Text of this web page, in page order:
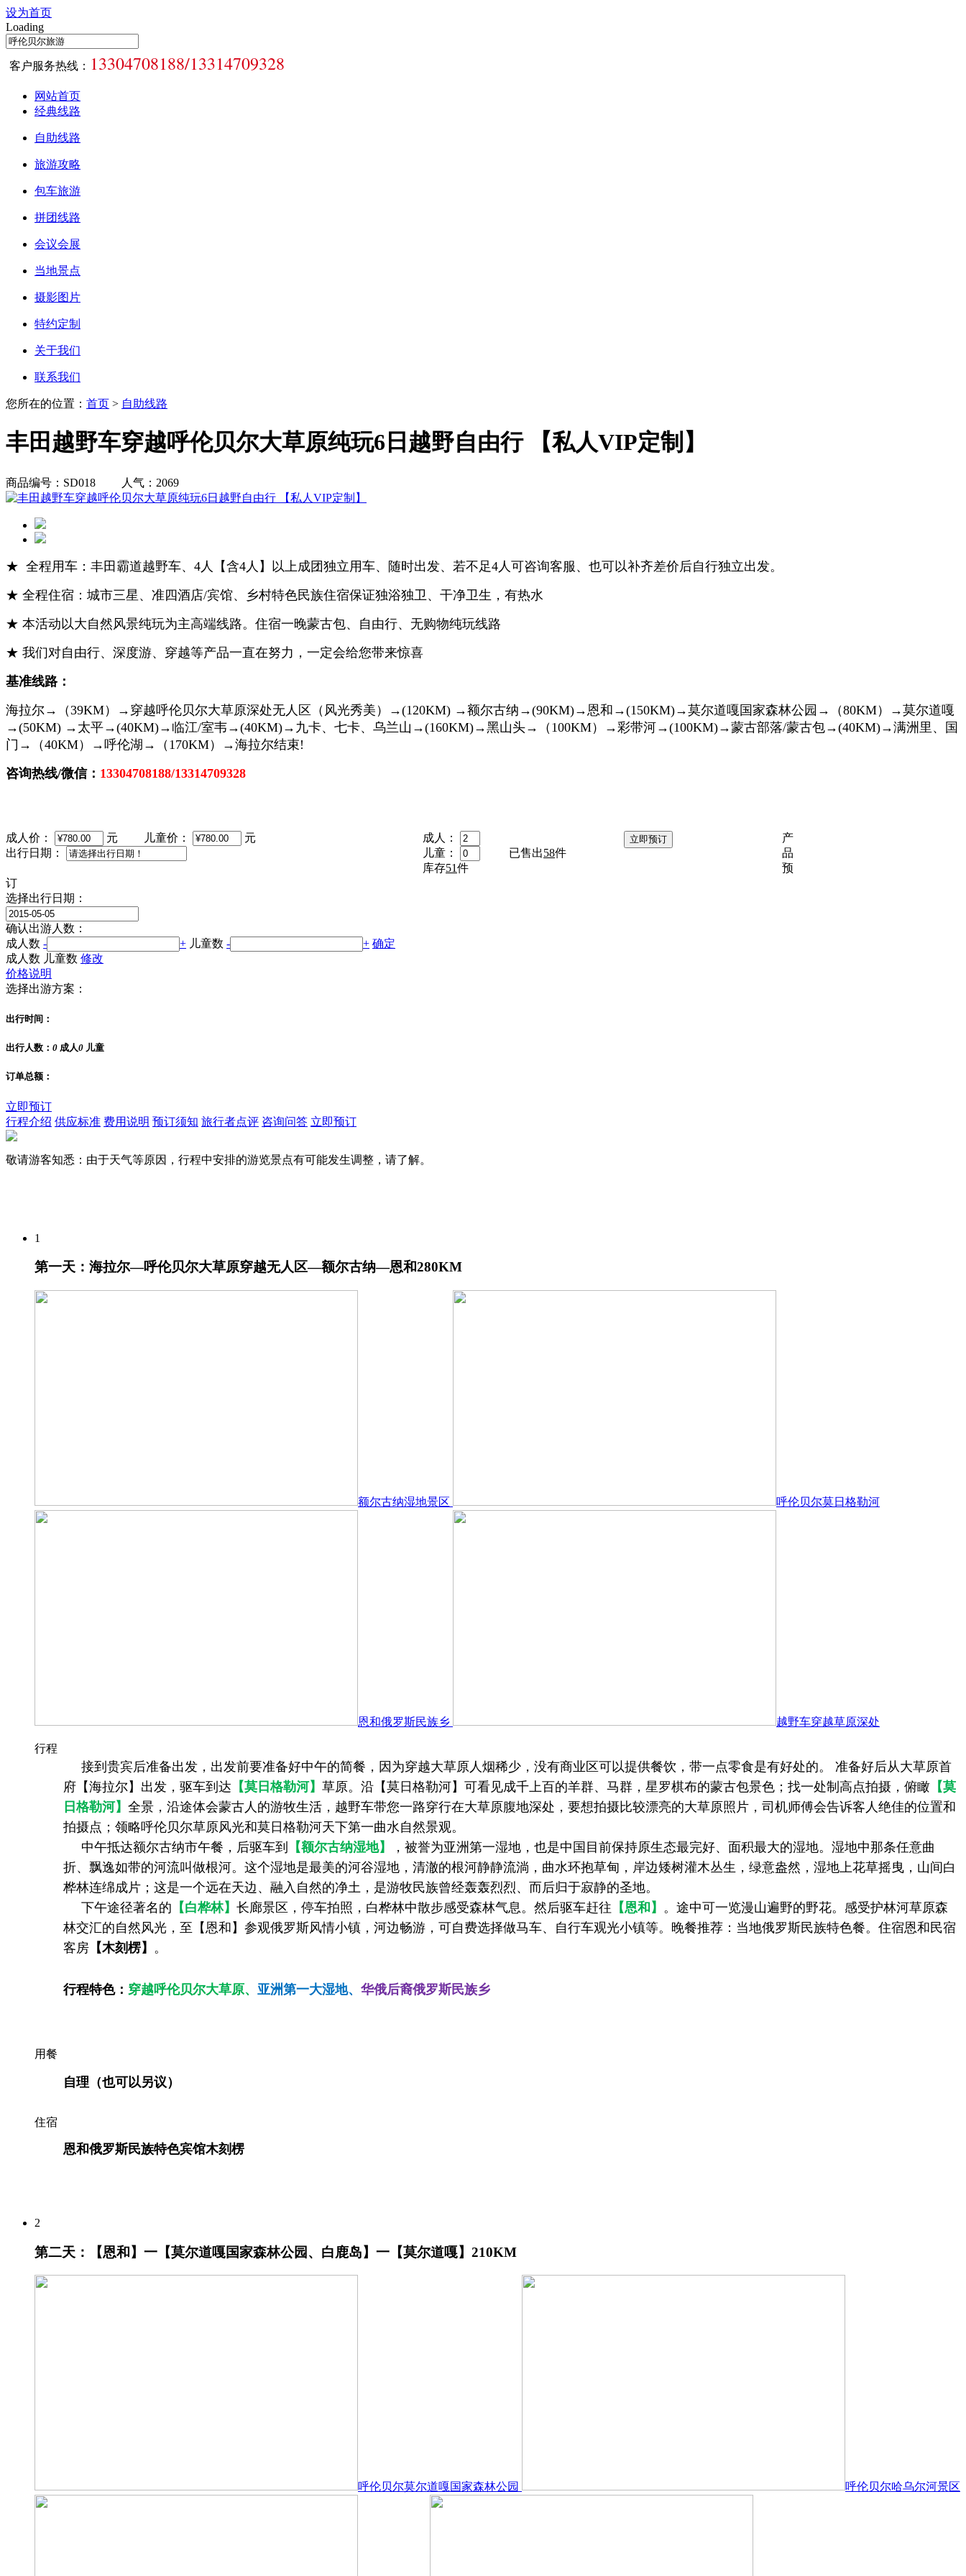
设为首页
Loading
客户服务热线： 13304708188/13314709328
网站首页
经典线路
自助线路
旅游攻略
包车旅游
拼团线路
会议会展
当地景点
摄影图片
特约定制
关于我们
联系我们
您所在的位置： 首页 > 自助线路
丰田越野车穿越呼伦贝尔大草原纯玩6日越野自由行 【私人VIP定制】
商品编号：SD018 人气： 2069
★ 全程用车：丰田霸道越野车、4人【含4人】以上成团独立用车、随时出发、若不足4人可咨询客服、也可以补齐差价后自行独立出发。
★ 全程住宿：城市三星、准四酒店/宾馆、乡村特色民族住宿保证独浴独卫、干净卫生，有热水
★ 本活动以大自然风景纯玩为主高端线路。 住宿一晚蒙古包、自由行、无购物纯玩线路
★ 我们对自由行、深度游、穿越等产品一直在努力，一定会给您带来惊喜
基准线路：
海拉尔→（39KM）→穿越呼伦贝尔大草原深处无人区（风光秀美）→(120KM) →额尔古纳→(90KM)→恩和→(150KM)→莫尔道嘎国家森林公园→（80KM）→莫尔道嘎
→(50KM) →太平→(40KM)→临江/室韦→(40KM)→九卡、七卡、乌兰山→(160KM)→黑山头→（100KM）→彩带河→(100KM)→蒙古部落/蒙古包→(40KM)→满洲里、国
门→（40KM）→呼伦湖→（170KM）→海拉尔结束!
咨询热线/微信： 13304708188/13314709328
成人价： 元 儿童价：
元
出行日期：
成人：
儿童：
已售出58件
库存51件
产
品
预
订
选择出行日期：
确认出游人数：
成人数 - + 儿童数 - + 确定
成人数 儿童数 修改
价格说明
选择出游方案：
出行时间：
出行人数： 0 成人0 儿童
订单总额：
立即预订
行程介绍 供应标准 费用说明 预订须知 旅行者点评 咨询问答 立即预订
敬请游客知悉：由于天气等原因，行程中安排的游览景点有可能发生调整，请了解。
1
第一天：海拉尔—呼伦贝尔大草原穿越无人区—额尔古纳—恩和280KM
额尔古纳湿地景区 呼伦贝尔莫日格勒河
恩和俄罗斯民族乡 越野车穿越草原深处
行程
接到贵宾后准备出发，出发前要准备好中午的简餐，因为穿越大草原人烟稀少，没有商业区可以提供餐饮，带一点零食是有好处的。
准备好后从大草原首
府【海拉尔】出发，驱车到达 【莫日格勒河】 草原。沿【莫日格勒河】可看见成千上百的羊群、马群，星罗棋布的蒙古包景色；找一处制高点拍摄，俯瞰 【莫
日格勒河】 全景，沿途体会蒙古人的游牧生活，越野车带您一路穿行在大草原腹地深处，要想拍摄比较漂亮的大草原照片，司机师傅会告诉客人绝佳的位置和
拍摄点；领略呼伦贝尔草原风光和莫日格勒河天下第一曲水自然景观。
中午抵达额尔古纳市午餐，后驱车到
【额尔古纳湿地】
，被誉为亚洲第一湿地，也是中国目前保持原生态最完好、面积最大的湿地。湿地中那条任意曲
折、飘逸如带的河流叫做根河。这个湿地是最美的河谷湿地，清澈的根河静静流淌，曲水环抱草甸，岸边矮树灌木丛生，绿意盎然，湿地上花草摇曳，山间白
桦林连绵成片；这是一个远在天边、融入自然的净土，是游牧民族曾经轰轰烈烈、而后归于寂静的圣地。
下午途径著名的 【白桦林】 长廊景区，停车拍照，白桦林中散步感受森林气息。然后驱车赶往 【恩和】 。途中可一览漫山遍野的野花。感受护林河草原森
林交汇的自然风光，至【恩和】参观俄罗斯风情小镇，河边畅游，可自费选择做马车、自行车观光小镇等。晚餐推荐：当地俄罗斯民族特色餐。住宿恩和民宿
客房 【木刻楞】 。
行程特色： 穿越呼伦贝尔大草原、 亚洲第一大湿地、 华俄后裔俄罗斯民族乡
用餐
自理（也可以另议）
住宿
恩和俄罗斯民族特色宾馆木刻楞
2
第二天：【恩和】一【莫尔道嘎国家森林公园、白鹿岛】一【莫尔道嘎】210KM
呼伦贝尔莫尔道嘎国家森林公园 呼伦贝尔哈乌尔河景区